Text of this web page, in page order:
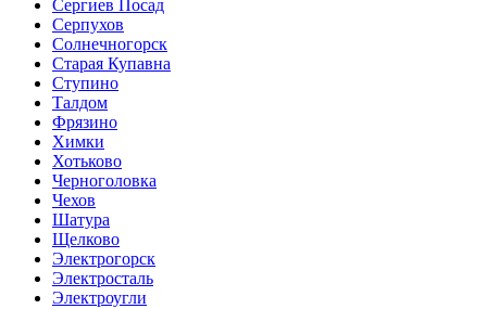
Сергиев Посад
Серпухов
Солнечногорск
Старая Купавна
Ступино
Талдом
Фрязино
Химки
Хотьково
Черноголовка
Чехов
Шатура
Щелково
Электрогорск
Электросталь
Электроугли